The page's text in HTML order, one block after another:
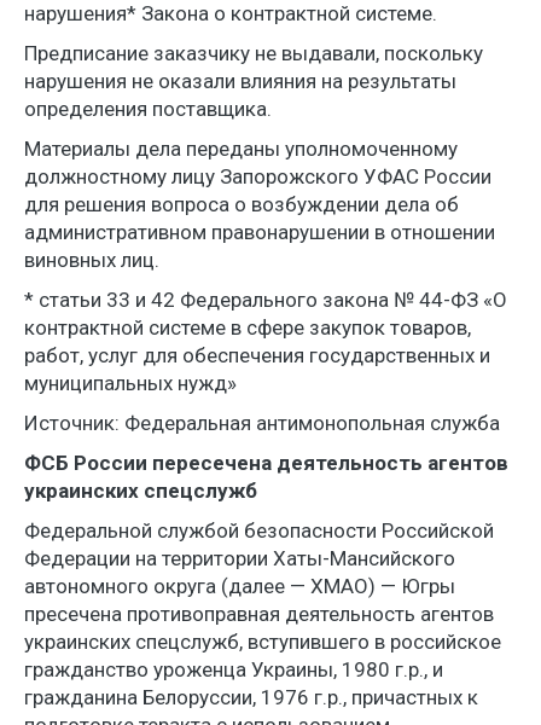
нарушения* Закона о контрактной системе.
Предписание заказчику не выдавали, поскольку
нарушения не оказали влияния на результаты
определения поставщика.
Материалы дела переданы уполномоченному
должностному лицу Запорожского УФАС России
для решения вопроса о возбуждении дела об
административном правонарушении в отношении
виновных лиц.
* статьи 33 и 42 Федерального закона № 44-ФЗ «О
контрактной системе в сфере закупок товаров,
работ, услуг для обеспечения государственных и
муниципальных нужд»
Источник: Федеральная антимонопольная служба
ФСБ России пересечена деятельность агентов
украинских спецслужб
Федеральной службой безопасности Российской
Федерации на территории Хаты-Мансийского
автономного округа (далее — ХМАО) — Югры
пресечена противоправная деятельность агентов
украинских спецслужб, вступившего в российское
гражданство уроженца Украины, 1980 г.р., и
гражданина Белоруссии, 1976 г.р., причастных к